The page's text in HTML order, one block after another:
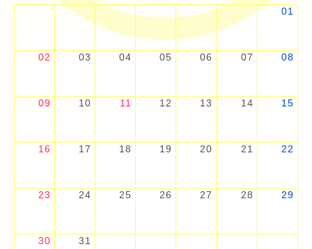
01
02 03 04 05 06 07 08
09 10 11 12 13 14 15
16 17 18 19 20 21 22
23 24 25 26 27 28 29
30 31